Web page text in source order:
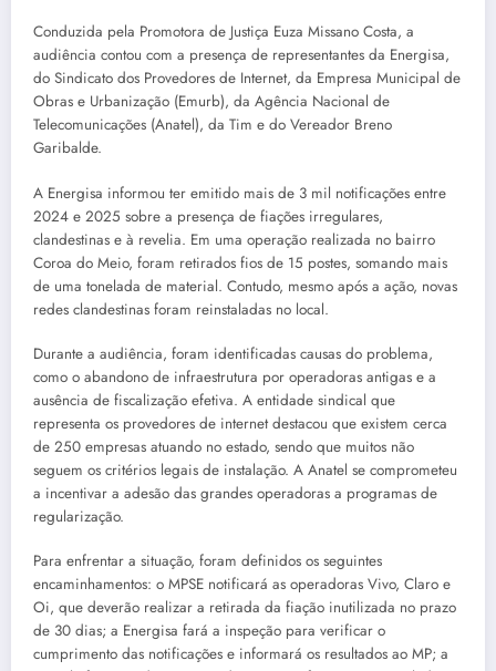
Conduzida pela Promotora de Justiça Euza Missano Costa, a
audiência contou com a presença de representantes da Energisa,
do Sindicato dos Provedores de Internet, da Empresa Municipal de
Obras e Urbanização (Emurb), da Agência Nacional de
Telecomunicações (Anatel), da Tim e do Vereador Breno
Garibalde.
A Energisa informou ter emitido mais de 3 mil notificações entre
2024 e 2025 sobre a presença de fiações irregulares,
clandestinas e à revelia. Em uma operação realizada no bairro
Coroa do Meio, foram retirados fios de 15 postes, somando mais
de uma tonelada de material. Contudo, mesmo após a ação, novas
redes clandestinas foram reinstaladas no local.
Durante a audiência, foram identificadas causas do problema,
como o abandono de infraestrutura por operadoras antigas e a
ausência de fiscalização efetiva. A entidade sindical que
representa os provedores de internet destacou que existem cerca
de 250 empresas atuando no estado, sendo que muitos não
seguem os critérios legais de instalação. A Anatel se comprometeu
a incentivar a adesão das grandes operadoras a programas de
regularização.
Para enfrentar a situação, foram definidos os seguintes
encaminhamentos: o MPSE notificará as operadoras Vivo, Claro e
Oi, que deverão realizar a retirada da fiação inutilizada no prazo
de 30 dias; a Energisa fará a inspeção para verificar o
cumprimento das notificações e informará os resultados ao MP; a